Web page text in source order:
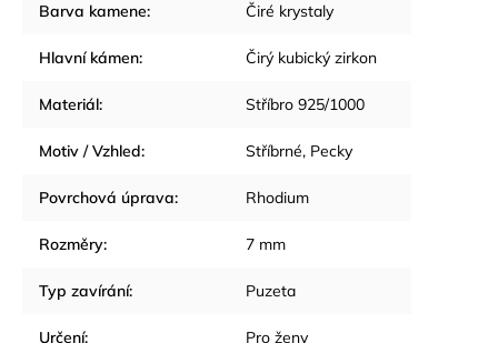
Barva kamene: Čiré krystaly
Hlavní kámen: Čirý kubický zirkon
Materiál: Stříbro 925/1000
Motiv / Vzhled: Stříbrné, Pecky
Povrchová úprava: Rhodium
Rozměry: 7 mm
Typ zavírání: Puzeta
Určení: Pro ženy